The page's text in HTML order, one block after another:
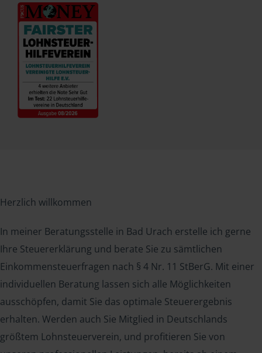
Herzlich willkommen
In meiner Beratungsstelle in Bad Urach erstelle ich gerne
Ihre Steuererklärung und berate Sie zu sämtlichen
Einkommensteuerfragen nach § 4 Nr. 11 StBerG. Mit einer
individuellen Beratung lassen sich alle Möglichkeiten
ausschöpfen, damit Sie das optimale Steuerergebnis
erhalten. Werden auch Sie Mitglied in Deutschlands
größtem Lohnsteuerverein, und profitieren Sie von